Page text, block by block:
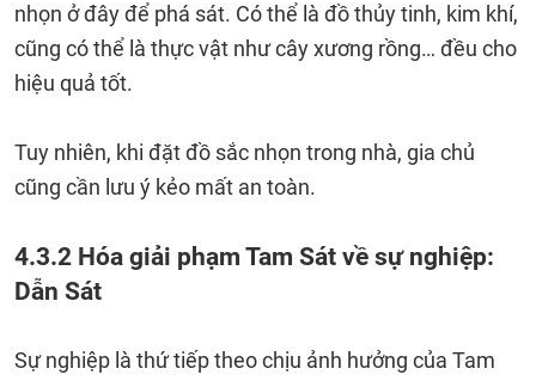
nhọn ở đây để phá sát. Có thể là đồ thủy tinh, kim khí,
cũng có thể là thực vật như cây xương rồng… đều cho
hiệu quả tốt.
Tuy nhiên, khi đặt đồ sắc nhọn trong nhà, gia chủ
cũng cần lưu ý kẻo mất an toàn.
4.3.2 Hóa giải phạm Tam Sát về sự nghiệp:
Dẫn Sát
Sự nghiệp là thứ tiếp theo chịu ảnh hưởng của Tam